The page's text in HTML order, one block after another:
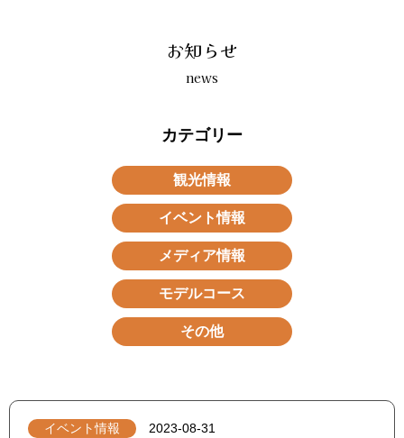
お知らせ
news
カテゴリー
観光情報
イベント情報
メディア情報
モデルコース
その他
イベント情報 2023-08-31